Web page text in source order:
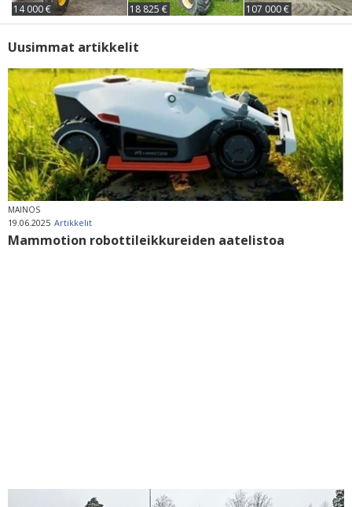
14 000 € 18 825 € 107 000 €
Uusimmat artikkelit
MAINOS
19.06.2025 Artikkelit
Mammotion robottileikkureiden aatelistoa